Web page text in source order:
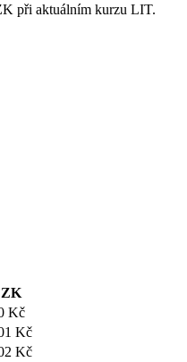
při aktuálním kurzu LIT.
Kč
Kč
Kč